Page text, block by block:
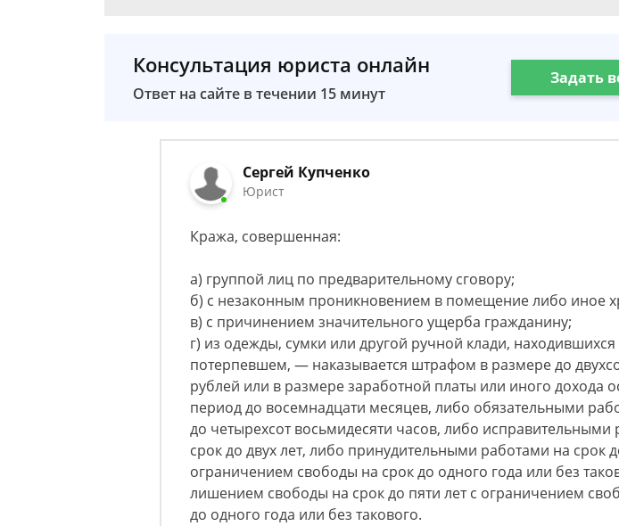
Консультация юриста онлайн
Ответ на сайте в течении 15 минут
Задать
Сергей Купченко
Юрист
Кража, совершенная:
а) группой лиц по предварительному сговору;
б) с незаконным проникновением в помещение либо иное
в) с причинением значительного ущерба гражданину;
г) из одежды, сумки или другой ручной клади,
потерпевшем, — наказывается штрафом в размере до
рублей или в размере заработной платы или иного дохода
период до восемнадцати месяцев, либо обязательными
до четырехсот восьмидесяти часов, либо исправительными
срок до двух лет, либо принудительными работами на срок
ограничением свободы на срок до одного года или без
лишением свободы на срок до пяти лет с ограничением
до одного года или без такового.